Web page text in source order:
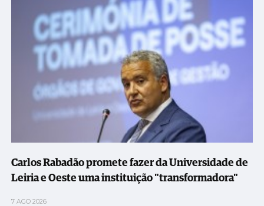
Carlos Rabadão promete fazer da Universidade de
Leiria e Oeste uma instituição "transformadora"
7 AGO 2026